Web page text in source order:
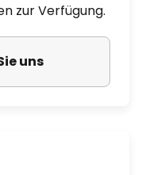
zur Verfügung.
uns